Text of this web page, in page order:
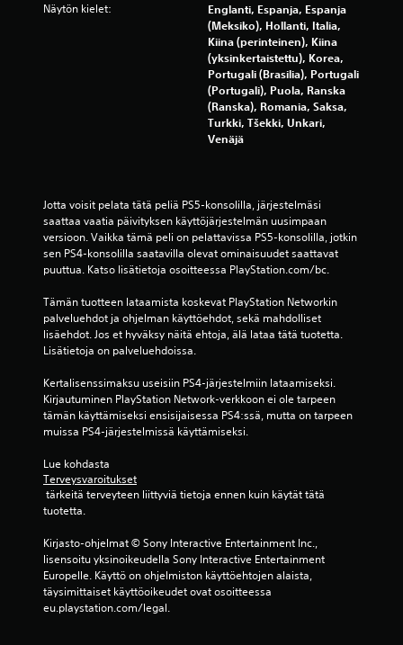
a
r
v
e
l
u
a
Näytön kielet:
Englanti, Espanja, Espanja
(Meksiko), Hollanti, Italia,
Kiina (perinteinen), Kiina
(yksinkertaistettu), Korea,
Portugali (Brasilia), Portugali
(Portugali), Puola, Ranska
(Ranska), Romania, Saksa,
Turkki, Tšekki, Unkari,
Venäjä
Jotta voisit pelata tätä peliä PS5-konsolilla, järjestelmäsi
saattaa vaatia päivityksen käyttöjärjestelmän uusimpaan
versioon. Vaikka tämä peli on pelattavissa PS5-konsolilla, jotkin
sen PS4-konsolilla saatavilla olevat ominaisuudet saattavat
puuttua. Katso lisätietoja osoitteessa PlayStation.com/bc.
Tämän tuotteen lataamista koskevat PlayStation Networkin
palveluehdot ja ohjelman käyttöehdot, sekä mahdolliset
lisäehdot. Jos et hyväksy näitä ehtoja, älä lataa tätä tuotetta.
Lisätietoja on palveluehdoissa.
Kertalisenssimaksu useisiin PS4-järjestelmiin lataamiseksi.
Kirjautuminen PlayStation Network-verkkoon ei ole tarpeen
tämän käyttämiseksi ensisijaisessa PS4:ssä, mutta on tarpeen
muissa PS4-järjestelmissä käyttämiseksi.
Lue kohdasta
Terveysvaroitukset
tuotetta.
Kirjasto-ohjelmat © Sony Interactive Entertainment Inc.,
lisensoitu yksinoikeudella Sony Interactive Entertainment
Europelle. Käyttö on ohjelmiston käyttöehtojen alaista,
täysimittaiset käyttöoikeudet ovat osoitteessa
eu.playstation.com/legal.